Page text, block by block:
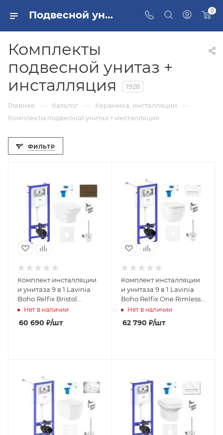
Подвесной унитаз с инсталляцией купить 0
Комплекты
подвесной унитаз +
инсталляция
1928
Главная — Каталог — Керамика, инсталляции —
Комплекты подвесной унитаз + инсталляция
ФИЛЬТР
Комплект инсталляции
и унитаза 9 в 1 Lavinia
Boho Relfix Bristol
Rimless 75110375
Нет в наличии
60 690 ₽/шт
Комплект инсталляции
и унитаза 9 в 1 Lavinia
Boho Relfix One Rimless
97020141
Нет в наличии
62 790 ₽/шт